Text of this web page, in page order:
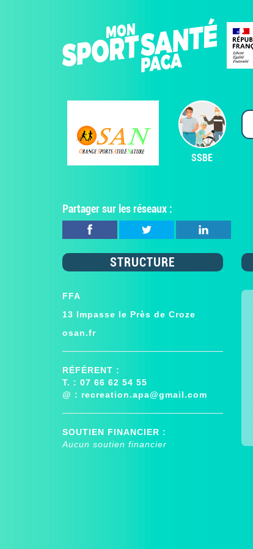
SSBE
Partager sur les réseaux :
STRUCTURE
FFA
13 Impasse le Près de Croze
osan.fr
RÉFÉRENT :
T. : 07 66 62 54 55
@ : recreation.apa@gmail.com
SOUTIEN FINANCIER :
Aucun soutien financier